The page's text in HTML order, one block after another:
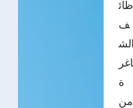
ظائ
ف
الش
اغر
ة
من